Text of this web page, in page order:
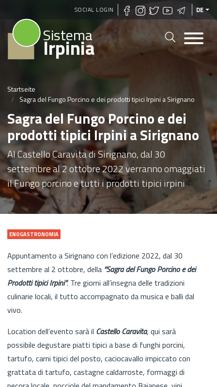
Direkt
zum
SOCIAL LOGIN DE
Sistema
Irpinia
Startseite
Sagra del Fungo Porcino e dei prodotti tipici Irpini a Sirignano
Sagra del Fungo Porcino e dei
prodotti tipici Irpini a Sirignano
Al Castello Caravita di Sirignano, dal 30
settembre al 2 ottobre 2022 verranno omaggiati
il Fungo porcino e tutti i prodotti tipici irpini
ENOGASTRONOMIA
Appuntamento a Sirignano con l’edizione 2022, dal 30
settembre al 2 ottobre, della “Sagra del Fungo Porcino e dei
Prodotti tipici Irpini”. Tre giorni all’insegna delle tradizioni
culinarie locali, il tutto accompagnato da musica e balli dal
vivo.
Location dell’evento sarà il Castello Caravita, qui sarà
possibile degustare piatti tipici a base di funghi porcini,
tartufo, carni tipici del posto, caciocavallo impiccato con
grattata di tartufo, castagne caldarroste, formaggi di